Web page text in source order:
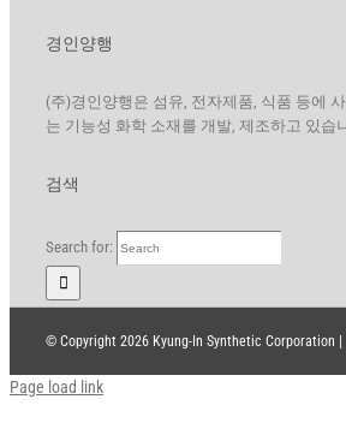
경인양행
(주)경인양행은 섬유, 전자제품, 식품 등에
는 기능성 화학 소재를 개발, 제조하고 있습
검색
Search for:
© Copyright 2026 Kyung-In Synthetic Corporation
Page load link